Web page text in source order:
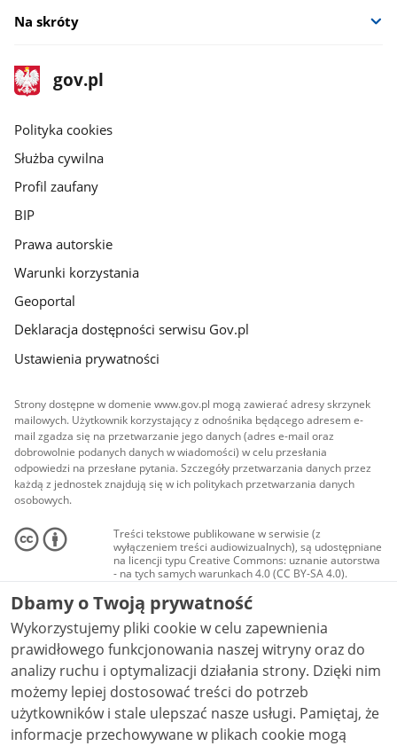
Na skróty
stopka
gov.pl
Strona
gov.pl
gov.pl
Polityka cookies
Służba cywilna
Profil zaufany
BIP
Prawa autorskie
Warunki korzystania
Geoportal
Deklaracja dostępności serwisu Gov.pl
Ustawienia prywatności
Strony dostępne w domenie www.gov.pl mogą zawierać adresy skrzynek
mailowych. Użytkownik korzystający z odnośnika będącego adresem e-
mail zgadza się na przetwarzanie jego danych (adres e-mail oraz
dobrowolnie podanych danych w wiadomości) w celu przesłania
odpowiedzi na przesłane pytania. Szczegóły przetwarzania danych przez
każdą z jednostek znajdują się w ich politykach przetwarzania danych
osobowych.
Treści tekstowe publikowane w serwisie (z
wyłączeniem treści audiowizualnych), są udostępniane
na licencji typu Creative Commons: uznanie autorstwa
- na tych samych warunkach 4.0 (CC BY-SA 4.0).
Materiały audiowizualne, w tym zdjęcia, materiały
audio i wideo, są udostępniane na licencji typu
Creative Commons: uznanie autorstwa użycie
niekomercyjne - bez utworów zależnych 4.0 (CC BY-
NC-ND 4.0), o ile nie jest to stwierdzone inaczej.
Dbamy o Twoją prywatność
Wykorzystujemy pliki cookie w celu zapewnienia
prawidłowego funkcjonowania naszej witryny oraz do
analizy ruchu i optymalizacji działania strony. Dzięki nim
możemy lepiej dostosować treści do potrzeb
użytkowników i stale ulepszać nasze usługi. Pamiętaj, że
informacje przechowywane w plikach cookie mogą